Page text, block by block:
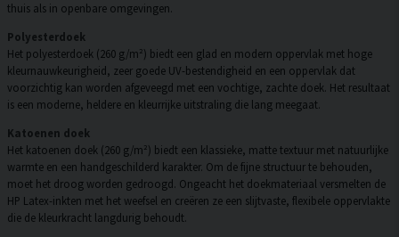
thuis als in openbare omgevingen.
Polyesterdoek
Het polyesterdoek (260 g/m²) biedt een glad en modern oppervlak met hoge
kleurnauwkeurigheid, zeer goede UV-bestendigheid en een oppervlak dat
voorzichtig kan worden afgeveegd met een vochtige, zachte doek. Het resultaat
is een moderne, heldere en kleurrijke uitstraling die lang meegaat.
Katoenen doek
Het katoenen doek (260 g/m²) biedt een klassieke, matte textuur met natuurlijke
warmte en een handgeschilderd karakter. Om de fijne structuur te behouden,
moet het droog worden gedroogd. Ongeacht het doekmateriaal versmelten de
HP Latex-inkten met het weefsel en creëren ze een slijtvaste, flexibele oppervlakte
die de kleurkracht langdurig behoudt.